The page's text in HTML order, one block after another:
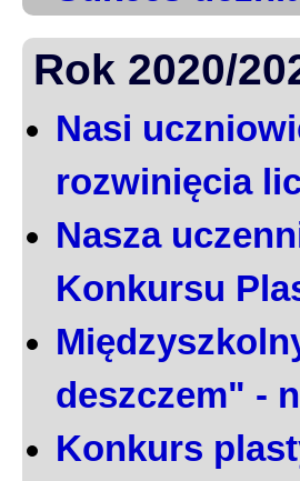
Rok 2020/
Nasi
rozwinięcia
Nasza
Konkursu
deszczem" -
Konkurs